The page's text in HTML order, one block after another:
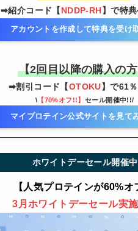
➡紹介コード【 NDDP-RH】で特
アカウントを作成して特典を受け
【2回目以降の購入の
➡割引コード【OTOKU】で61
\ 【70%オフ!!】 セール開催中!!/
マイプロテイン公式サイトを見て
ホワイトデーセール開催中
【人気プロテインが60%オ
3月ホワイトデーセール実